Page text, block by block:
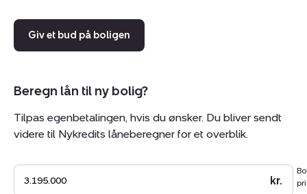
Giv et bud på boligen
Beregn lån til ny bolig?
Tilpas egenbetalingen, hvis du ønsker. Du bliver sendt
videre til Nykredits låneberegner for et overblik.
kr.